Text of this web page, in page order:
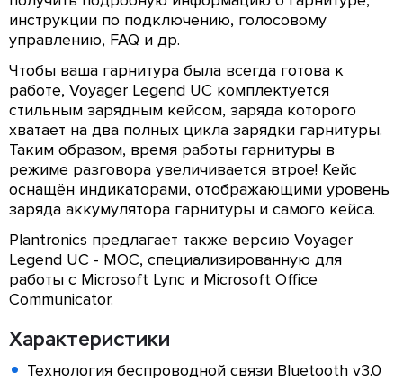
инструкции по подключению, голосовому
управлению, FAQ и др.
Чтобы ваша гарнитура была всегда готова к
работе, Voyager Legend UC комплектуется
стильным зарядным кейсом, заряда которого
хватает на два полных цикла зарядки гарнитуры.
Таким образом, время работы гарнитуры в
режиме разговора увеличивается втрое! Кейс
оснащён индикаторами, отображающими уровень
заряда аккумулятора гарнитуры и самого кейса.
Plantronics предлагает также версию Voyager
Legend UС - МОС, специализированную для
работы с Microsoft Lync и Microsoft Office
Communicator.
Характеристики
Технология беспроводной связи Bluetooth v3.0